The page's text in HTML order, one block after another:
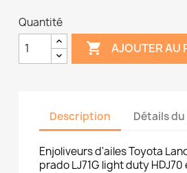
Quantité
 AJOUTER AU
Description Détails
Enjoliveurs d'ailes Toyota
prado LJ71G light duty